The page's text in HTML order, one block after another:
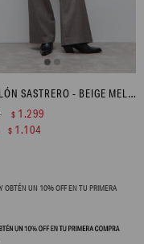
PANTALÓN SASTRERO - BEIGE MELANGE
$ 1.299
$ 1.104
OBTÉN UN 10% OFF EN TU PRIMERA